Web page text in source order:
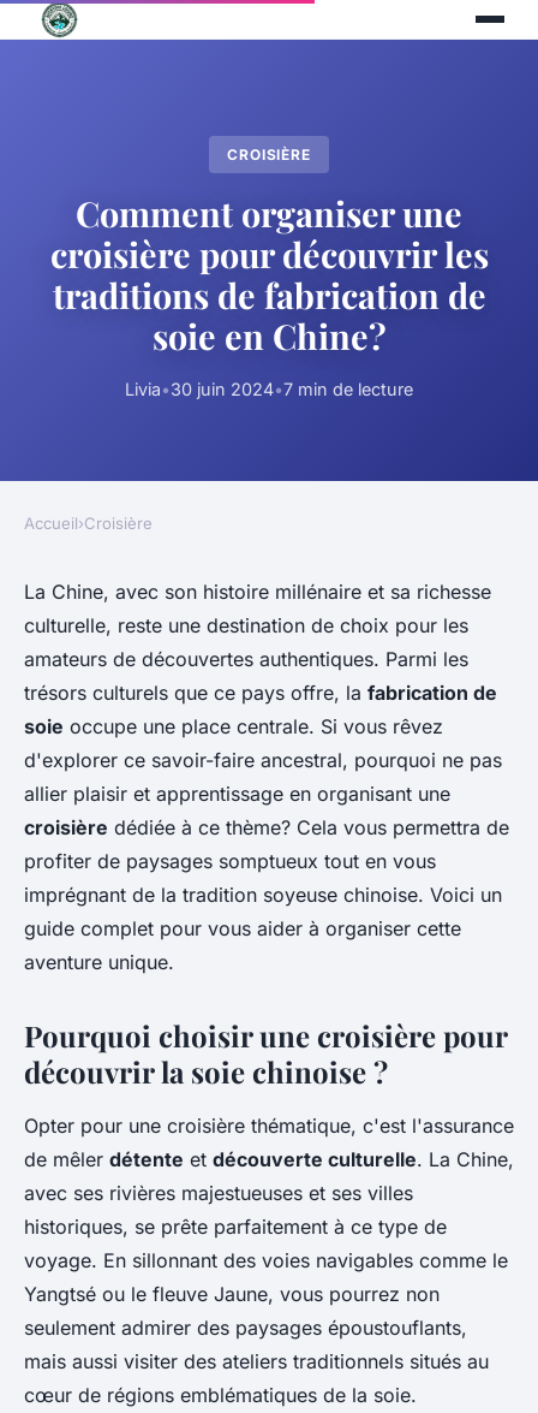
CROISIÈRE
Comment organiser une
croisière pour découvrir les
traditions de fabrication de
soie en Chine?
Livia•30 juin 2024•7 min de lecture
Accueil›Croisière
La Chine, avec son histoire millénaire et sa richesse
culturelle, reste une destination de choix pour les
amateurs de découvertes authentiques. Parmi les
trésors culturels que ce pays offre, la fabrication de
soie occupe une place centrale. Si vous rêvez
d'explorer ce savoir-faire ancestral, pourquoi ne pas
allier plaisir et apprentissage en organisant une
croisière dédiée à ce thème? Cela vous permettra de
profiter de paysages somptueux tout en vous
imprégnant de la tradition soyeuse chinoise. Voici un
guide complet pour vous aider à organiser cette
aventure unique.
Pourquoi choisir une croisière pour
découvrir la soie chinoise ?
Opter pour une croisière thématique, c'est l'assurance
de mêler détente et découverte culturelle. La Chine,
avec ses rivières majestueuses et ses villes
historiques, se prête parfaitement à ce type de
voyage. En sillonnant des voies navigables comme le
Yangtsé ou le fleuve Jaune, vous pourrez non
seulement admirer des paysages époustouflants,
mais aussi visiter des ateliers traditionnels situés au
cœur de régions emblématiques de la soie.